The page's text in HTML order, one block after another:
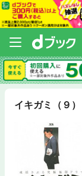
イキガミ（９）